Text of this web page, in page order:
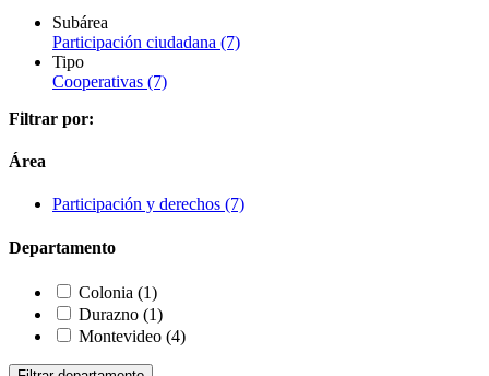
Subárea
Participación ciudadana (7)
Tipo
Cooperativas (7)
Filtrar por:
Área
Participación y derechos (7)
Departamento
Colonia (1)
Durazno (1)
Montevideo (4)